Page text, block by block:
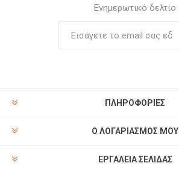
Ενημερωτικό δελτίο
ΠΛΗΡΟΦΟΡΊΕΣ
Ο ΛΟΓΑΡΙΑΣΜΌΣ ΜΟΥ
ΕΡΓΑΛΕΊΑ ΣΕΛΊΔΑΣ